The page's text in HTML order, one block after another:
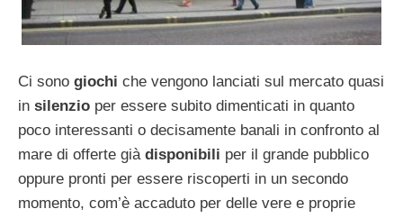
Ci sono giochi che vengono lanciati sul mercato quasi
in silenzio per essere subito dimenticati in quanto
poco interessanti o decisamente banali in confronto al
mare di offerte già disponibili per il grande pubblico
oppure pronti per essere riscoperti in un secondo
momento, com’è accaduto per delle vere e proprie